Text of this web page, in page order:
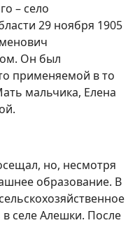
– село
29 ноября 1905
Он был
применяемой в то
мальчика, Елена
но, несмотря
образование. В
селе Алешки. После